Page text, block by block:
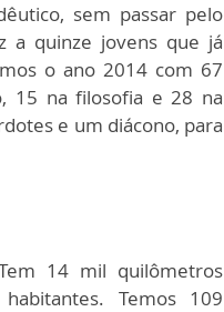
sem passar pelo
a quinze jovens que já
o ano 2014 com 67
15 na filosofia e 28 na
e um diácono, para
14 mil quilômetros
Temos 109